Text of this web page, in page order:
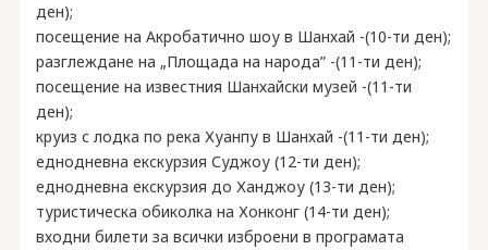
ден);
посещение на Акробатично шоу в Шанхай -(10-ти ден);
разглеждане на „Площада на народа” -(11-ти ден);
посещение на известния Шанхайски музей -(11-ти
ден);
круиз с лодка по река Хуанпу в Шанхай -(11-ти ден);
еднодневна екскурзия Суджоу (12-ти ден);
еднодневна екскурзия до Ханджоу (13-ти ден);
туристическа обиколка на Хонконг (14-ти ден);
входни билети за всички изброени в програмата